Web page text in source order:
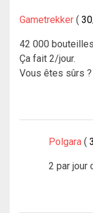
Gametrekker
42 000
Ça fait 2/jour.
Vous êtes sûrs ?
Polgara
2 par jour